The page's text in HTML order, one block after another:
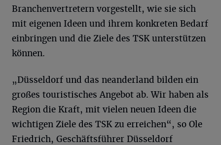
Branchenvertretern vorgestellt, wie sie sich
mit eigenen Ideen und ihrem konkreten Bedarf
einbringen und die Ziele des TSK unterstützen
können.
„Düsseldorf und das neanderland bilden ein
großes touristisches Angebot ab. Wir haben als
Region die Kraft, mit vielen neuen Ideen die
wichtigen Ziele des TSK zu erreichen“, so Ole
Friedrich, Geschäftsführer Düsseldorf